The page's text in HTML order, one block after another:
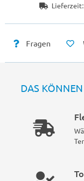
Lieferzeit:
Fragen
DAS